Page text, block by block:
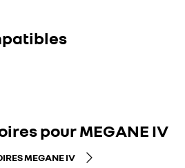
pour MEGANE IV
MEGANE IV